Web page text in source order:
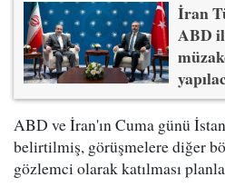
İran
ABD
ABD ve İran'ın Cuma günü
belirtilmiş, görüşmelere diğer
gözlemci olarak katılması